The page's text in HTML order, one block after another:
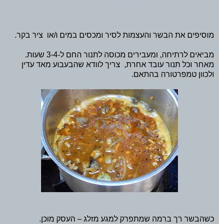
מוסיפים את הבשר והעצמות לסיר ומכסים במים ו/או ציר בקר.
מביאים לרתיחה, ומעבירים מכוסה לתנור החם ל-3-4 שעות.
מאחר וכל תנור עובד אחרת, צריך לוודא שהבעבוע מאד עדין
ולכוון טמפרטורה בהתאם.
כשהבשר רך ברמה שמתפרק למגע מזלג – העסק מוכן.